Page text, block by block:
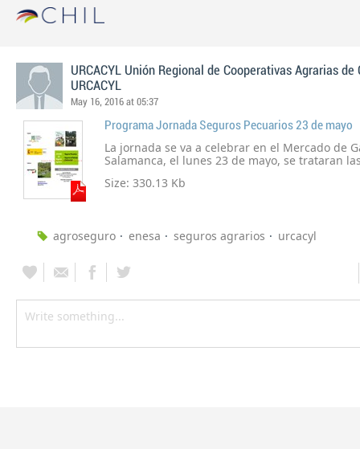
URCACYL Unión Regional de Cooperativas Agrarias
URCACYL
May 16, 2016 at 05:37
Programa Jornada Seguros Pecuarios 23 de mayo
La jornada se va a celebrar en el Mercado de
Salamanca, el lunes 23 de mayo, se trataran
retirada). La jornada está destinada tanto a
correo: dllorente@urcacyl.es
Size: 330.13 Kb
agroseguro enesa seguros agrarios urcacyl